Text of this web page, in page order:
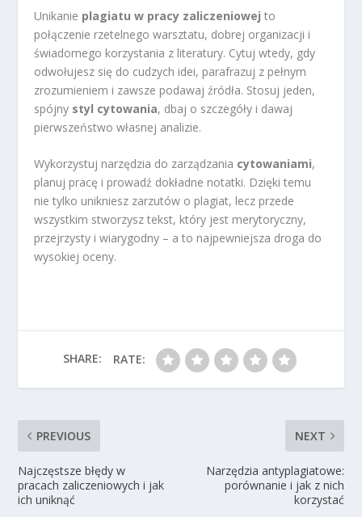
Unikanie plagiatu w pracy zaliczeniowej to
połączenie rzetelnego warsztatu, dobrej organizacji i
świadomego korzystania z literatury. Cytuj wtedy, gdy
odwołujesz się do cudzych idei, parafrazuj z pełnym
zrozumieniem i zawsze podawaj źródła. Stosuj jeden,
spójny styl cytowania, dbaj o szczegóły i dawaj
pierwszeństwo własnej analizie.
Wykorzystuj narzędzia do zarządzania cytowaniami,
planuj pracę i prowadź dokładne notatki. Dzięki temu
nie tylko unikniesz zarzutów o plagiat, lecz przede
wszystkim stworzysz tekst, który jest merytoryczny,
przejrzysty i wiarygodny – a to najpewniejsza droga do
wysokiej oceny.
SHARE: RATE:
PREVIOUS
Najczęstsze błędy w
pracach zaliczeniowych i jak
ich uniknąć
NEXT
Narzędzia antyplagiatowe:
porównanie i jak z nich
korzystać